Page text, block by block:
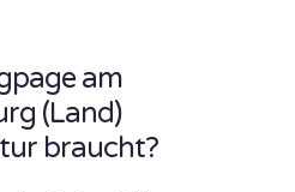
am
(Land)
braucht?